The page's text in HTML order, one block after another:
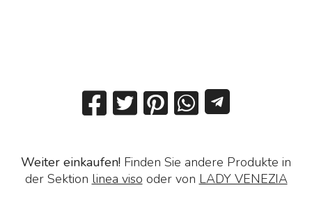
Weiter einkaufen! Finden Sie andere Produkte in
der Sektion linea viso oder von LADY VENEZIA